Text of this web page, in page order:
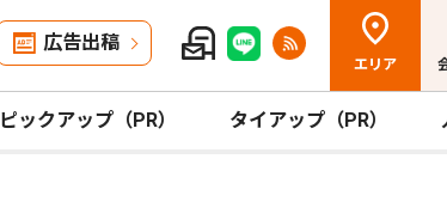
広告出稿
エリア
ピックアップ（PR） タイアップ（PR）